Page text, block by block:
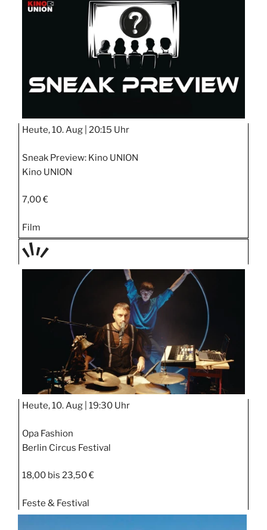
STIPP
Heute, 10. Aug | 20:15 Uhr
Sneak Preview: Kino UNION
Kino UNION
7,00 €
Film
TAGE
Heute, 10. Aug | 19:30 Uhr
Opa Fashion
Berlin Circus Festival
18,00 bis 23,50 €
Feste & Festival